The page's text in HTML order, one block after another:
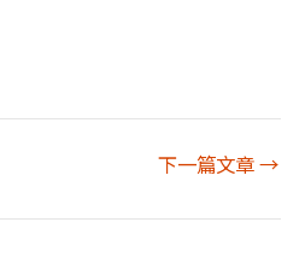
下一篇文章→